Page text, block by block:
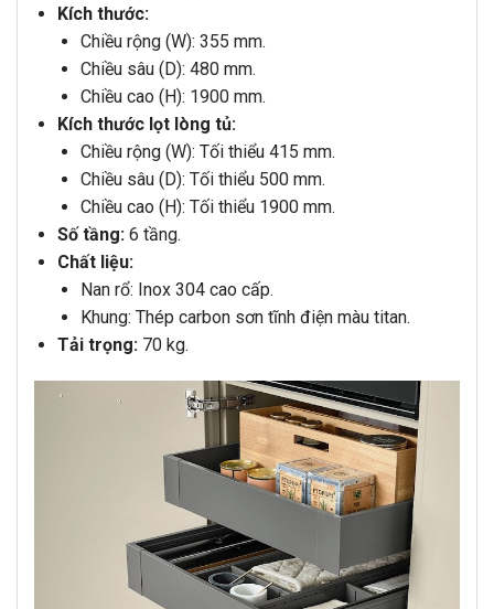
Kích thước:
Chiều rộng (W): 355 mm.
Chiều sâu (D): 480 mm.
Chiều cao (H): 1900 mm.
Kích thước lọt lòng tủ:
Chiều rộng (W): Tối thiểu 415 mm.
Chiều sâu (D): Tối thiểu 500 mm.
Chiều cao (H): Tối thiểu 1900 mm.
Số tầng:6 tầng.
Chất liệu:
Nan rổ: Inox 304 cao cấp.
Khung: Thép carbon sơn tĩnh điện màu titan.
Tải trọng:70 kg.